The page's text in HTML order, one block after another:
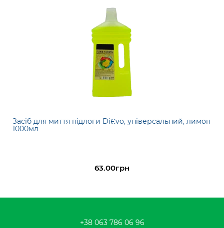
Засіб для миття підлоги DiЄvo, універсальний, лимон
1000мл
63.00грн
+38 063 786 06 96